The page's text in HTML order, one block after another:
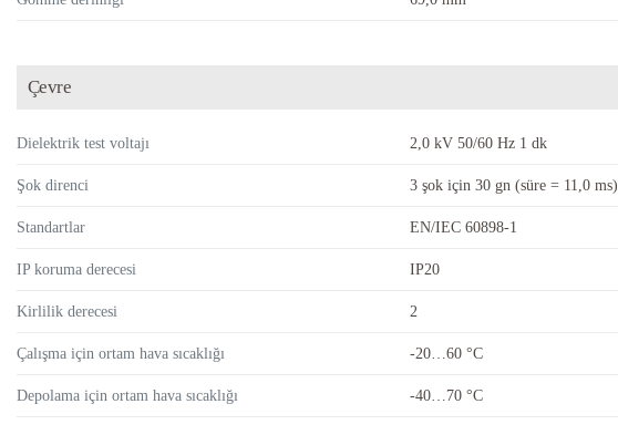
Çevre
Dielektrik test voltajı 2,0 kV 50/60 Hz 1 dk
Şok direnci 3 şok için 30 gn (süre = 11,0 ms)
Standartlar EN/IEC 60898-1
IP koruma derecesi IP20
Kirlilik derecesi 2
Çalışma için ortam hava sıcaklığı -20…60 °C
Depolama için ortam hava sıcaklığı -40…70 °C